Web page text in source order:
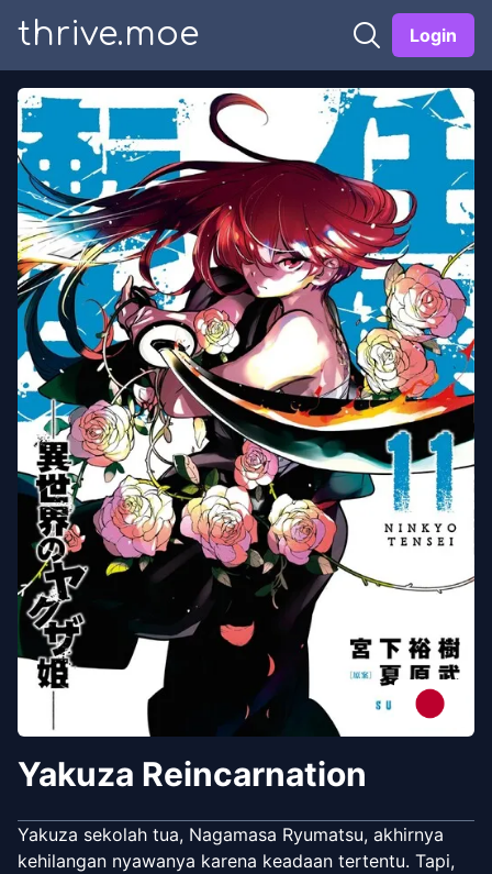
thrive.moe Login
Yakuza Reincarnation
Yakuza sekolah tua, Nagamasa Ryumatsu, akhirnya
kehilangan nyawanya karena keadaan tertentu. Tapi,